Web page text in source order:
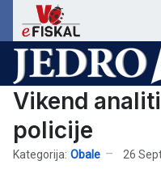
Vikend
policije
Kategorija: Obale 26